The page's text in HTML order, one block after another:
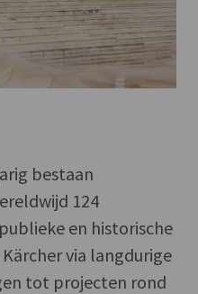
bestaan
124
en historische
via langdurige
tot projecten rond